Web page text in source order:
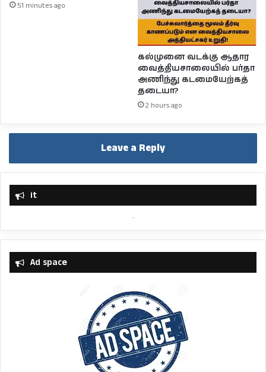
51 minutes ago
கல்முனை வடக்கு ஆதார
வைத்தியசாலையில் பர்தா
அணிந்து கடமையேற்கத்
தடையா?
2 hours ago
Leave a Reply
it
Ad space